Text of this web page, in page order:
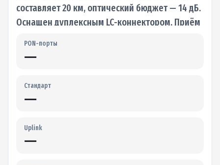
составляет 20 км, оптический бюджет — 14 дБ.
Оснащен дуплексным LC-коннектором. Приём
PON-порты
—
Стандарт
—
Uplink
—